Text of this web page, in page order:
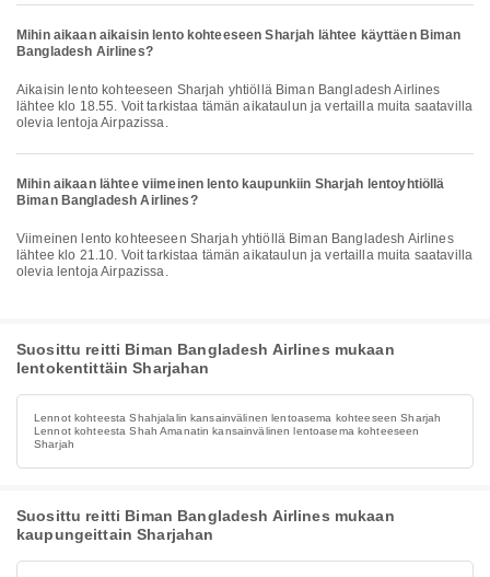
Mihin aikaan aikaisin lento kohteeseen Sharjah lähtee käyttäen Biman
Bangladesh Airlines?
Aikaisin lento kohteeseen Sharjah yhtiöllä Biman Bangladesh Airlines
lähtee klo 18.55. Voit tarkistaa tämän aikataulun ja vertailla muita saatavilla
olevia lentoja Airpazissa.
Mihin aikaan lähtee viimeinen lento kaupunkiin Sharjah lentoyhtiöllä
Biman Bangladesh Airlines?
Viimeinen lento kohteeseen Sharjah yhtiöllä Biman Bangladesh Airlines
lähtee klo 21.10. Voit tarkistaa tämän aikataulun ja vertailla muita saatavilla
olevia lentoja Airpazissa.
Suosittu reitti Biman Bangladesh Airlines mukaan
lentokentittäin Sharjahan
Lennot kohteesta Shahjalalin kansainvälinen lentoasema kohteeseen Sharjah
Lennot kohteesta Shah Amanatin kansainvälinen lentoasema kohteeseen
Sharjah
Suosittu reitti Biman Bangladesh Airlines mukaan
kaupungeittain Sharjahan